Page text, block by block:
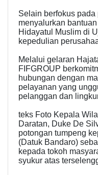
Selain berfokus
menyalurkan
Hidayatul Muslim di
kepedulian
Melalui gelaran
FIFGROUP
hubungan dengan
pelayanan yang
pelanggan dan
teks Foto Kepala
Daratan, Duke De
potongan tumpeng
(Datuk Bandaro)
kepada tokoh
syukur atas